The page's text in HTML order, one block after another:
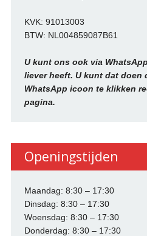
KVK: 91013003
BTW: NL004859087B61
U kunt ons ook via
liever heeft. U kunt dat doen
WhatsApp icoon te klikken
pagina.
Openingstijden
Maandag: 8:30 – 17:30
Dinsdag: 8:30 – 17:30
Woensdag: 8:30 – 17:30
Donderdag: 8:30 – 17:30